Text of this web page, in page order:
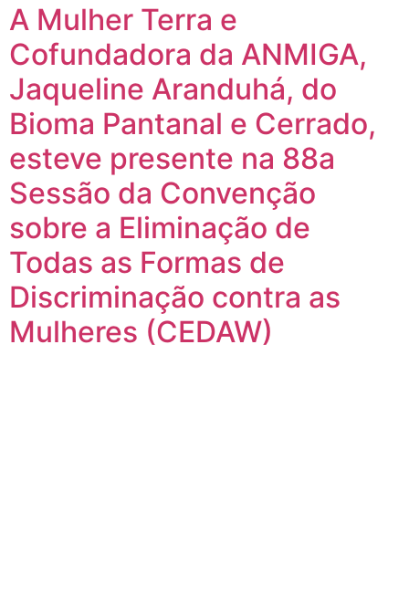
A Mulher Terra e
Cofundadora da ANMIGA,
Jaqueline Aranduhá, do
Bioma Pantanal e Cerrado,
esteve presente na 88a
Sessão da Convenção
sobre a Eliminação de
Todas as Formas de
Discriminação contra as
Mulheres (CEDAW)